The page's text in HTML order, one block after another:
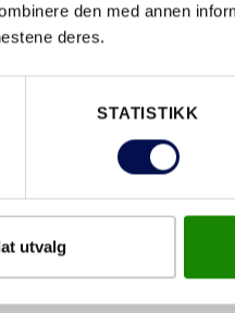
den med annen
deres.
STATISTIKK
utvalg